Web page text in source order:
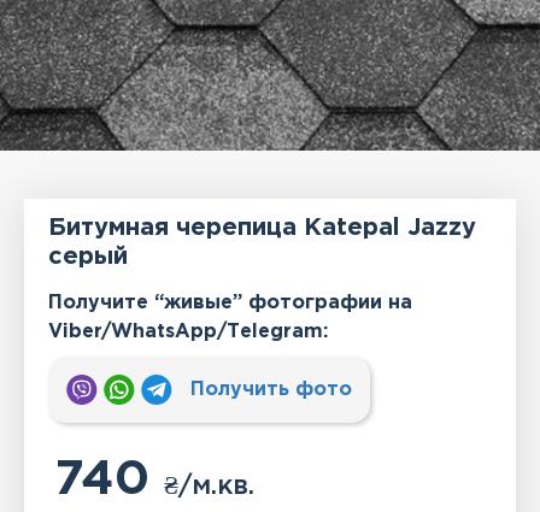
Битумная черепица Katepal Jazzy
серый
Получите “живые” фотографии на
Viber/WhatsApp/Тelegram:
Получить фото
740₴/м.кв.